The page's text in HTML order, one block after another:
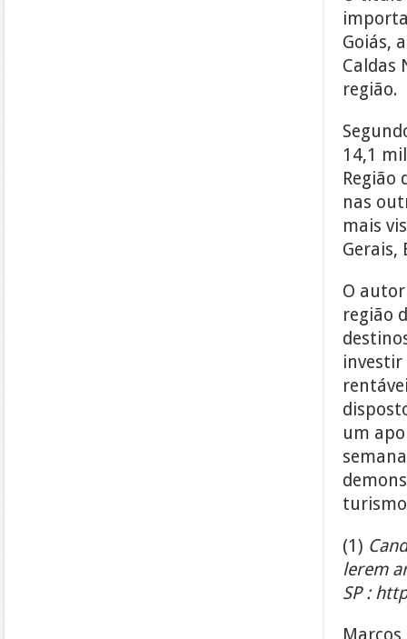
Goiás,
Caldas
região.
14,1
Região
nas
mais
Gerais,
O
região
um
(1)
lerem
SP :
Marcos